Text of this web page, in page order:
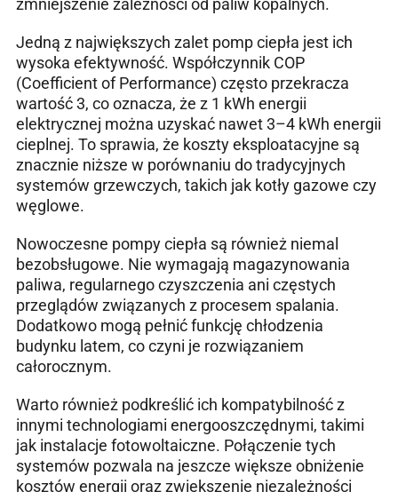
zmniejszenie zależności od paliw kopalnych.
Jedną z największych zalet pomp ciepła jest ich
wysoka efektywność. Współczynnik COP
(Coefficient of Performance) często przekracza
wartość 3, co oznacza, że z 1 kWh energii
elektrycznej można uzyskać nawet 3–4 kWh energii
cieplnej. To sprawia, że koszty eksploatacyjne są
znacznie niższe w porównaniu do tradycyjnych
systemów grzewczych, takich jak kotły gazowe czy
węglowe.
Nowoczesne pompy ciepła są również niemal
bezobsługowe. Nie wymagają magazynowania
paliwa, regularnego czyszczenia ani częstych
przeglądów związanych z procesem spalania.
Dodatkowo mogą pełnić funkcję chłodzenia
budynku latem, co czyni je rozwiązaniem
całorocznym.
Warto również podkreślić ich kompatybilność z
innymi technologiami energooszczędnymi, takimi
jak instalacje fotowoltaiczne. Połączenie tych
systemów pozwala na jeszcze większe obniżenie
kosztów energii oraz zwiększenie niezależności